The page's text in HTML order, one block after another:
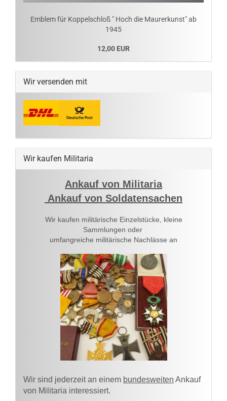
Emblem für Koppelschloß " Hoch die Maurerkunst" ab
1945
12,00 EUR
Wir versenden mit
Wir kaufen Militaria
Ankauf von Militaria
Ankauf von Soldatensachen
Wir kaufen militärische Einzelstücke, kleine
Sammlungen oder
umfangreiche militärische Nachlässe an
Wir sind jederzeit an einem bundesweiten Ankauf
von Militaria interessiert.